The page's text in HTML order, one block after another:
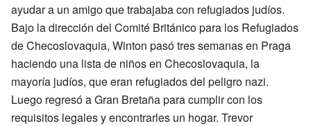
ayudar a un amigo que trabajaba con refugiados judíos.
Bajo la dirección del Comité Británico para los Refugiados
de Checoslovaquia, Winton pasó tres semanas en Praga
haciendo una lista de niños en Checoslovaquia, la
mayoría judíos, que eran refugiados del peligro nazi.
Luego regresó a Gran Bretaña para cumplir con los
requisitos legales y encontrarles un hogar. Trevor